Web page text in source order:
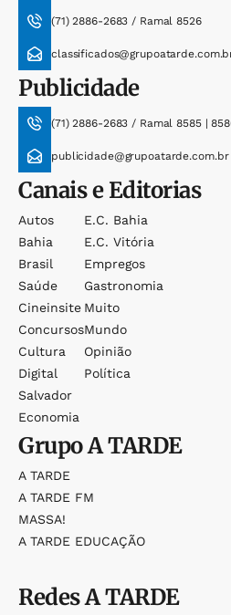
(71) 2886-2683 / Ramal 8526
Publicidade
(71) 2886-2683 / Ramal 8585 |
publicidade@grupoatarde.com.br
Canais e Editorias
Autos
Bahia
Brasil
Saúde
Cineinsite
Concursos
Cultura
Digital
Salvador
Economia
E.c. Bahia
E.c. Vitória
Empregos
Gastronomia
Muito
Mundo
Opinião
Política
GrupoA TARDE
A TARDE
A TARDE FM
MASSA!
A TARDE EDUCAÇÃO
RedesA TARDE